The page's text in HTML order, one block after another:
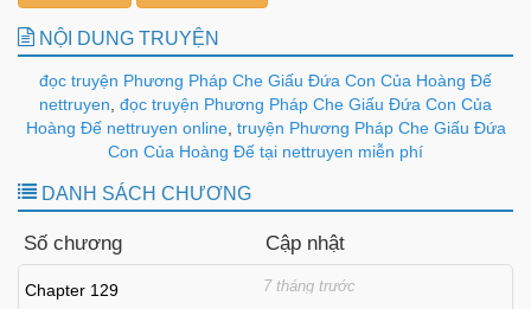
NỘI DUNG TRUYỆN
đọc truyện Phương Pháp Che Giấu Đứa Con Của Hoàng Đế
nettruyen đọc truyện Phương Pháp Che Giấu Đứa Con Của
Hoàng Đế nettruyen online, truyện Phương Pháp Che Giấu Đứa
Con Của Hoàng Đế tại nettruyen miễn phí
DANH SÁCH CHƯƠNG
Số chương Cập nhật
Chapter 129 7 tháng trước